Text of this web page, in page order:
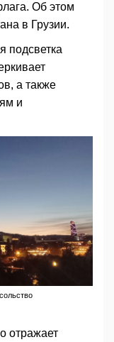
Об этом
в Грузии.
подсветка
а также
и
отражает